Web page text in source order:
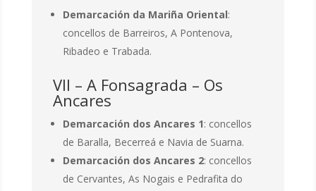
Demarcación da Mariña Oriental:
concellos de Barreiros, A Pontenova,
Ribadeo e Trabada.
VII – A Fonsagrada – Os
Ancares
Demarcación dos Ancares 1: concellos
de Baralla, Becerreá e Navia de Suarna.
Demarcación dos Ancares 2: concellos
de Cervantes, As Nogais e Pedrafita do